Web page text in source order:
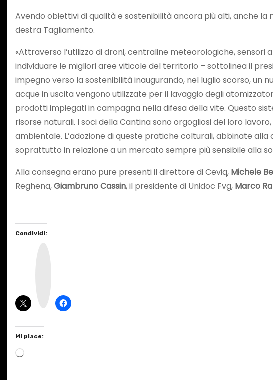
Avendo obiettivi di qualità e sostenibilità ancora più alti, anche
destra Tagliamento.
«Attraverso l’utilizzo di droni, centraline meteorologiche, sensori
individuare le migliori aree viticole del territorio – sottolinea il
impegno verso la sostenibilità inaugurando, nel luglio scorso, un
acque in uscita vengono utilizzate per il lavaggio degli
prodotti impiegati in campagna nella difesa della vite. Questo
risorse naturali. I soci della Cantina sono orgogliosi del loro
ambientale. L’adozione di queste pratiche colturali, abbinate
soprattutto in relazione a un mercato sempre più sensibile alla
Alla consegna erano pure presenti il direttore di Ceviq, Michele
Reghena,Giambruno Cassin, il presidente di Unidoc Fvg, Marco
Condividi:
Mi piace:
C